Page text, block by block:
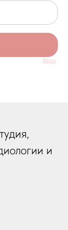
Bnovo
и